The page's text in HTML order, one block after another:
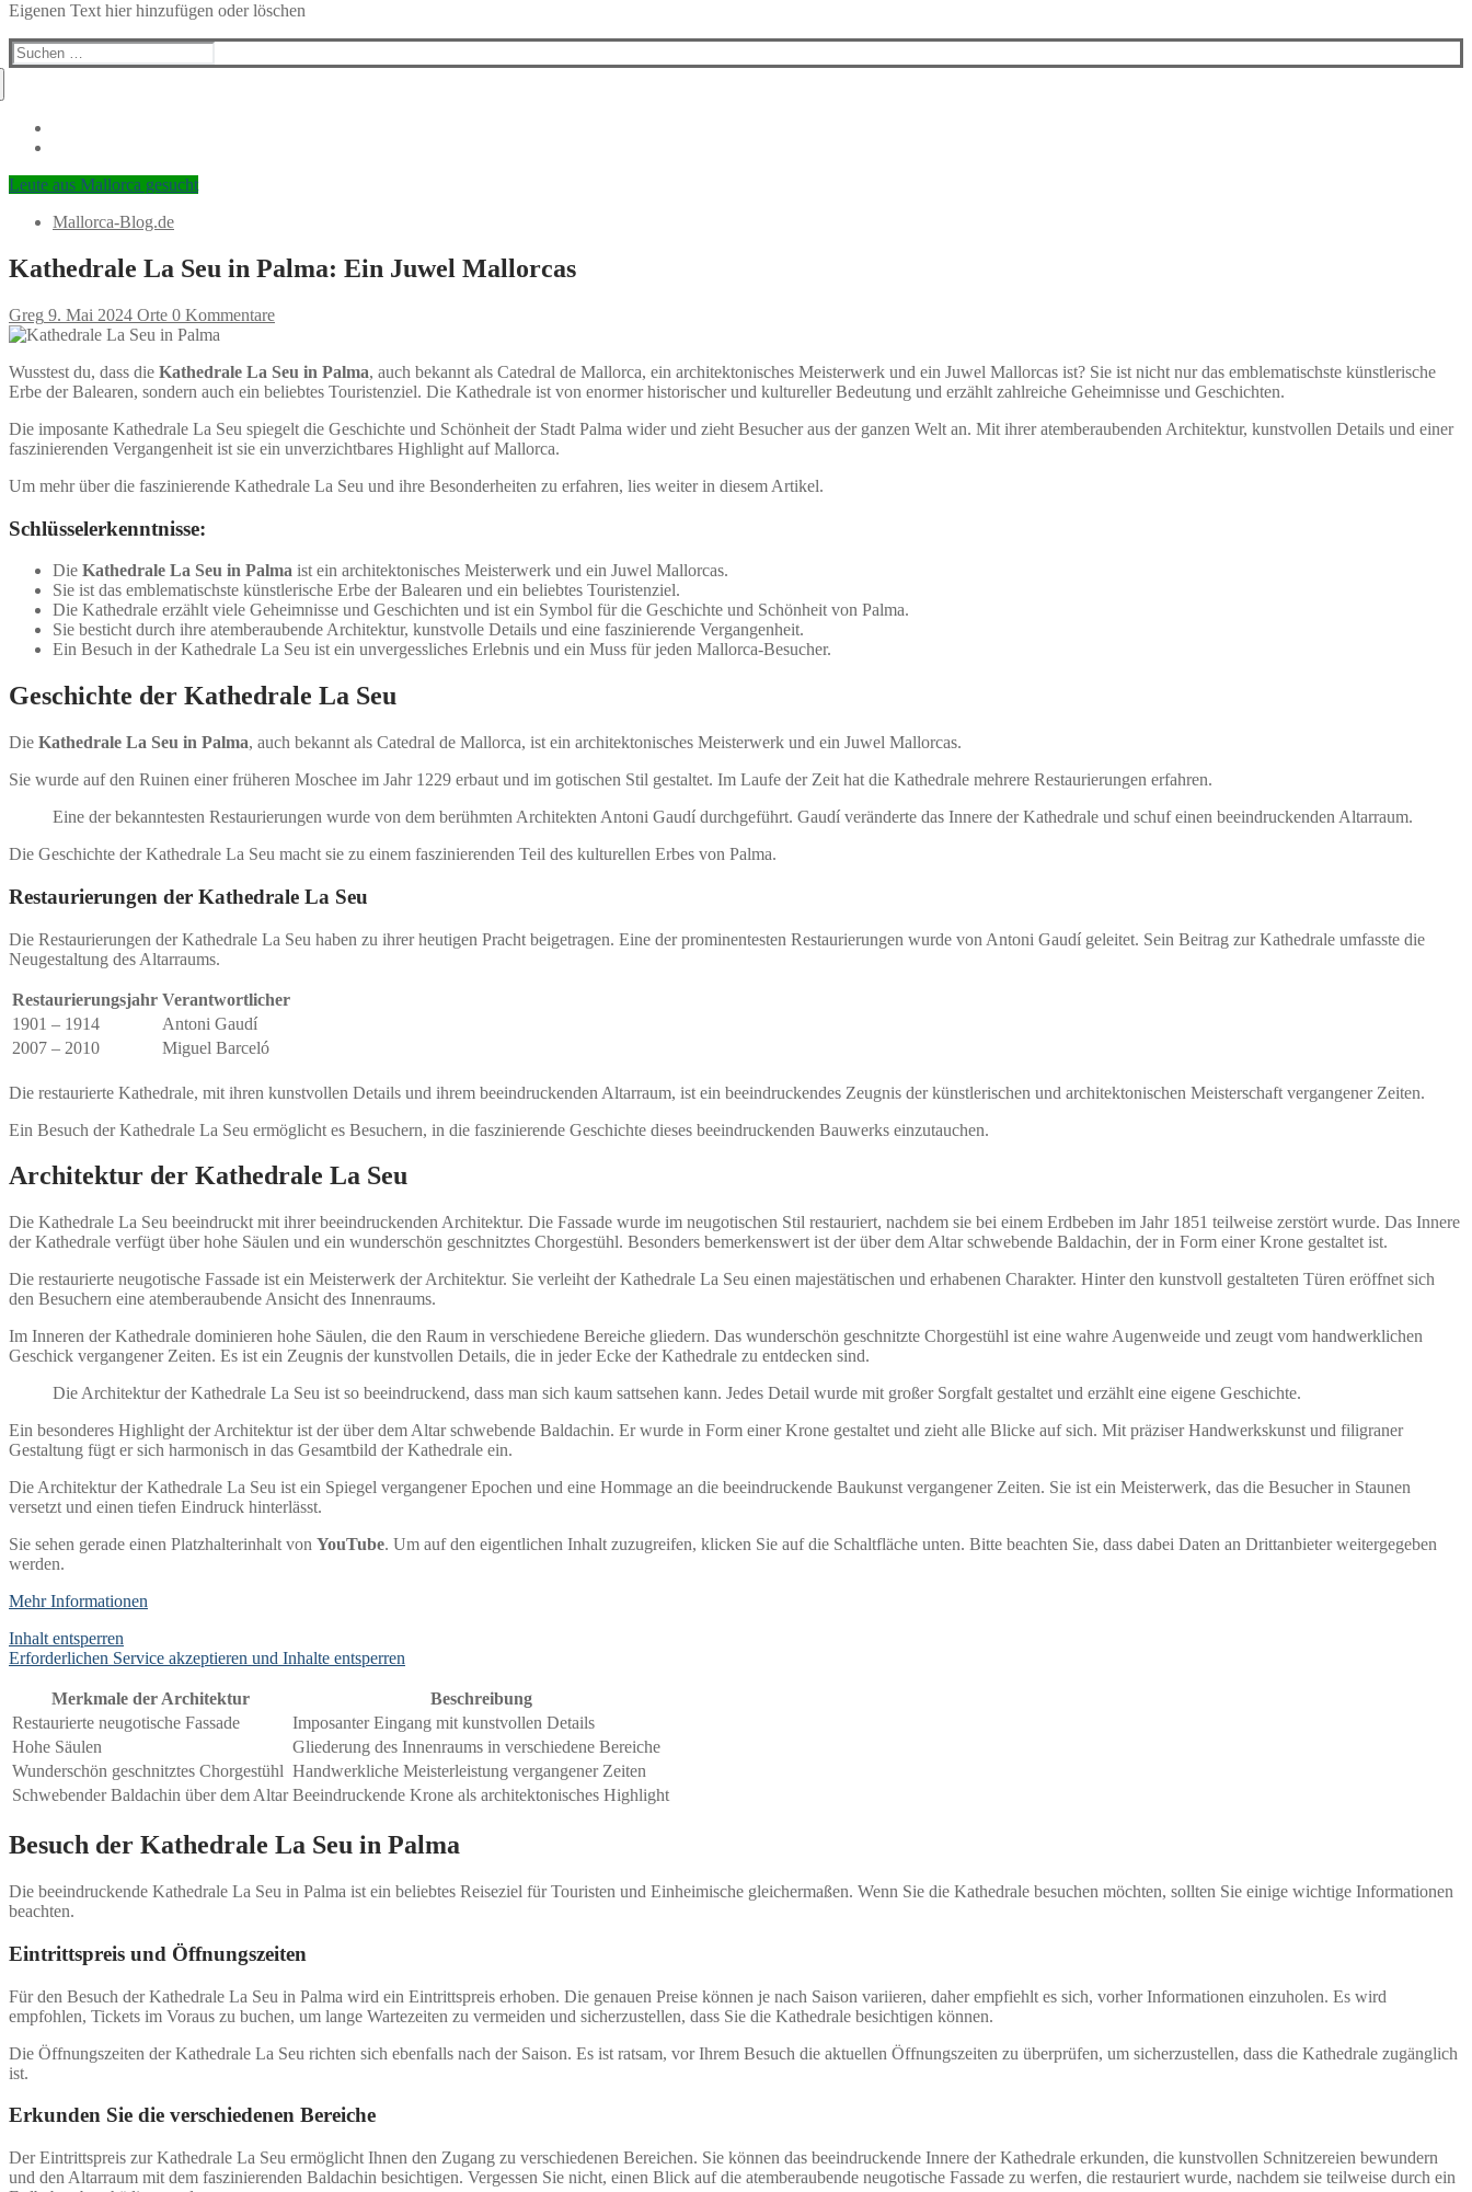
Eigenen Text hier hinzufügen oder löschen
Suchen
nach:
Leute aus Mallorca gesucht
Mallorca-Blog.de
Kathedrale La Seu in Palma: Ein Juwel Mallorcas
Greg 9. Mai 2024 Orte 0 Kommentare
Wusstest du, dass die Kathedrale La Seu in Palma, auch bekannt als Catedral de Mallorca, ein architektonisches Meisterwerk und ein Juwel Mallorcas ist? Sie ist nicht nur das emblematischste künstlerische
Erbe der Balearen, sondern auch ein beliebtes Touristenziel. Die Kathedrale ist von enormer historischer und kultureller Bedeutung und erzählt zahlreiche Geheimnisse und Geschichten.
Die imposante Kathedrale La Seu spiegelt die Geschichte und Schönheit der Stadt Palma wider und zieht Besucher aus der ganzen Welt an. Mit ihrer atemberaubenden Architektur, kunstvollen Details und einer
faszinierenden Vergangenheit ist sie ein unverzichtbares Highlight auf Mallorca.
Um mehr über die faszinierende Kathedrale La Seu und ihre Besonderheiten zu erfahren, lies weiter in diesem Artikel.
Schlüsselerkenntnisse:
Die Kathedrale La Seu in Palma ist ein architektonisches Meisterwerk und ein Juwel Mallorcas.
Sie ist das emblematischste künstlerische Erbe der Balearen und ein beliebtes Touristenziel.
Die Kathedrale erzählt viele Geheimnisse und Geschichten und ist ein Symbol für die Geschichte und Schönheit von Palma.
Sie besticht durch ihre atemberaubende Architektur, kunstvolle Details und eine faszinierende Vergangenheit.
Ein Besuch in der Kathedrale La Seu ist ein unvergessliches Erlebnis und ein Muss für jeden Mallorca-Besucher.
Geschichte der Kathedrale La Seu
Die Kathedrale La Seu in Palma, auch bekannt als Catedral de Mallorca, ist ein architektonisches Meisterwerk und ein Juwel Mallorcas.
Sie wurde auf den Ruinen einer früheren Moschee im Jahr 1229 erbaut und im gotischen Stil gestaltet. Im Laufe der Zeit hat die Kathedrale mehrere Restaurierungen erfahren.
Eine der bekanntesten Restaurierungen wurde von dem berühmten Architekten Antoni Gaudí durchgeführt. Gaudí veränderte das Innere der Kathedrale und schuf einen beeindruckenden Altarraum.
Die Geschichte der Kathedrale La Seu macht sie zu einem faszinierenden Teil des kulturellen Erbes von Palma.
Restaurierungen der Kathedrale La Seu
Die Restaurierungen der Kathedrale La Seu haben zu ihrer heutigen Pracht beigetragen. Eine der prominentesten Restaurierungen wurde von Antoni Gaudí geleitet. Sein Beitrag zur Kathedrale umfasste die
Neugestaltung des Altarraums.
Restaurierungsjahr Verantwortlicher
1901 – 1914
Antoni Gaudí
2007 – 2010
Miguel Barceló
Die restaurierte Kathedrale, mit ihren kunstvollen Details und ihrem beeindruckenden Altarraum, ist ein beeindruckendes Zeugnis der künstlerischen und architektonischen Meisterschaft vergangener Zeiten.
Ein Besuch der Kathedrale La Seu ermöglicht es Besuchern, in die faszinierende Geschichte dieses beeindruckenden Bauwerks einzutauchen.
Architektur der Kathedrale La Seu
Die Kathedrale La Seu beeindruckt mit ihrer beeindruckenden Architektur. Die Fassade wurde im neugotischen Stil restauriert, nachdem sie bei einem Erdbeben im Jahr 1851 teilweise zerstört wurde. Das Innere
der Kathedrale verfügt über hohe Säulen und ein wunderschön geschnitztes Chorgestühl. Besonders bemerkenswert ist der über dem Altar schwebende Baldachin, der in Form einer Krone gestaltet ist.
Die restaurierte neugotische Fassade ist ein Meisterwerk der Architektur. Sie verleiht der Kathedrale La Seu einen majestätischen und erhabenen Charakter. Hinter den kunstvoll gestalteten Türen eröffnet sich
den Besuchern eine atemberaubende Ansicht des Innenraums.
Im Inneren der Kathedrale dominieren hohe Säulen, die den Raum in verschiedene Bereiche gliedern. Das wunderschön geschnitzte Chorgestühl ist eine wahre Augenweide und zeugt vom handwerklichen
Geschick vergangener Zeiten. Es ist ein Zeugnis der kunstvollen Details, die in jeder Ecke der Kathedrale zu entdecken sind.
Die Architektur der Kathedrale La Seu ist so beeindruckend, dass man sich kaum sattsehen kann. Jedes Detail wurde mit großer Sorgfalt gestaltet und erzählt eine eigene Geschichte.
Ein besonderes Highlight der Architektur ist der über dem Altar schwebende Baldachin. Er wurde in Form einer Krone gestaltet und zieht alle Blicke auf sich. Mit präziser Handwerkskunst und filigraner
Gestaltung fügt er sich harmonisch in das Gesamtbild der Kathedrale ein.
Die Architektur der Kathedrale La Seu ist ein Spiegel vergangener Epochen und eine Hommage an die beeindruckende Baukunst vergangener Zeiten. Sie ist ein Meisterwerk, das die Besucher in Staunen
versetzt und einen tiefen Eindruck hinterlässt.
Sie sehen gerade einen Platzhalterinhalt von YouTube. Um auf den eigentlichen Inhalt zuzugreifen, klicken Sie auf die Schaltfläche unten. Bitte beachten Sie, dass dabei Daten an Drittanbieter weitergegeben
werden.
Mehr Informationen
Inhalt entsperren
Erforderlichen Service akzeptieren und Inhalte entsperren
Merkmale der Architektur
Beschreibung
Restaurierte neugotische Fassade
Imposanter Eingang mit kunstvollen Details
Hohe Säulen
Gliederung des Innenraums in verschiedene Bereiche
Wunderschön geschnitztes Chorgestühl Handwerkliche Meisterleistung vergangener Zeiten
Schwebender Baldachin über dem Altar Beeindruckende Krone als architektonisches Highlight
Besuch der Kathedrale La Seu in Palma
Die beeindruckende Kathedrale La Seu in Palma ist ein beliebtes Reiseziel für Touristen und Einheimische gleichermaßen. Wenn Sie die Kathedrale besuchen möchten, sollten Sie einige wichtige Informationen
beachten.
Eintrittspreis und Öffnungszeiten
Für den Besuch der Kathedrale La Seu in Palma wird ein Eintrittspreis erhoben. Die genauen Preise können je nach Saison variieren, daher empfiehlt es sich, vorher Informationen einzuholen. Es wird
empfohlen, Tickets im Voraus zu buchen, um lange Wartezeiten zu vermeiden und sicherzustellen, dass Sie die Kathedrale besichtigen können.
Die Öffnungszeiten der Kathedrale La Seu richten sich ebenfalls nach der Saison. Es ist ratsam, vor Ihrem Besuch die aktuellen Öffnungszeiten zu überprüfen, um sicherzustellen, dass die Kathedrale zugänglich
ist.
Erkunden Sie die verschiedenen Bereiche
Der Eintrittspreis zur Kathedrale La Seu ermöglicht Ihnen den Zugang zu verschiedenen Bereichen. Sie können das beeindruckende Innere der Kathedrale erkunden, die kunstvollen Schnitzereien bewundern
und den Altarraum mit dem faszinierenden Baldachin besichtigen. Vergessen Sie nicht, einen Blick auf die atemberaubende neugotische Fassade zu werfen, die restauriert wurde, nachdem sie teilweise durch ein